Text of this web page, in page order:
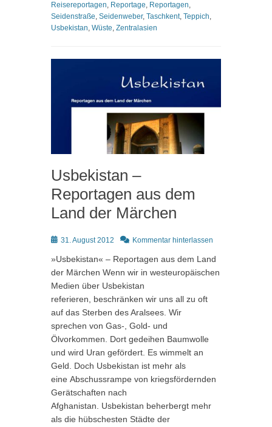
Reisereportagen, Reportage, Reportagen,
Seidenstraße, Seidenweber, Taschkent, Teppich,
Usbekistan, Wüste, Zentralasien
Usbekistan –
Reportagen aus dem
Land der Märchen
Posted
31. August 2012 Kommentar hinterlassen
»Usbekistan« – Reportagen aus dem Land
der Märchen Wenn wir in westeuropäischen
Medien über Usbekistan
referieren, beschränken wir uns all zu oft
auf das Sterben des Aralsees. Wir
sprechen von Gas-, Gold- und
Ölvorkommen. Dort gedeihen Baumwolle
und wird Uran gefördert. Es wimmelt an
Geld. Doch Usbekistan ist mehr als
eine Abschussrampe von kriegsfördernden
Gerätschaften nach
Afghanistan. Usbekistan beherbergt mehr
als die hübschesten Städte der